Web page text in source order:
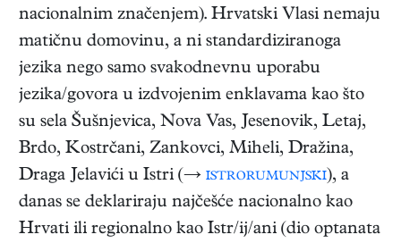
nacionalnim značenjem). Hrvatski Vlasi nemaju
matičnu domovinu, a ni standardiziranoga
jezika nego samo svakodnevnu uporabu
jezika/govora u izdvojenim enklavama kao što
su sela Šušnjevica, Nova Vas, Jesenovik, Letaj,
Brdo, Kostrčani, Zankovci, Miheli, Dražina,
Draga Jelavići u Istri (→ istrorumunjski), a
danas se deklariraju najčešće nacionalno kao
Hrvati ili regionalno kao Istr/ij/ani (dio optanata